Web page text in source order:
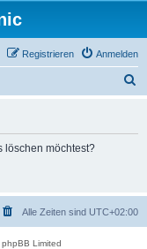
Anmelden
Registrieren
löschen möchtest?
Alle Zeiten sind UTC+02:00
Limited